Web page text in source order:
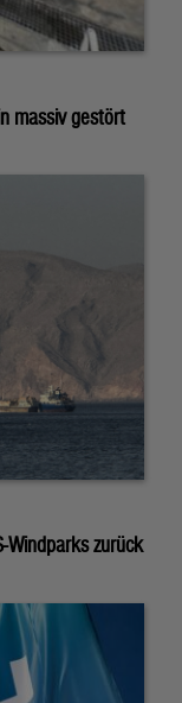
massiv gestört
Windparks zurück